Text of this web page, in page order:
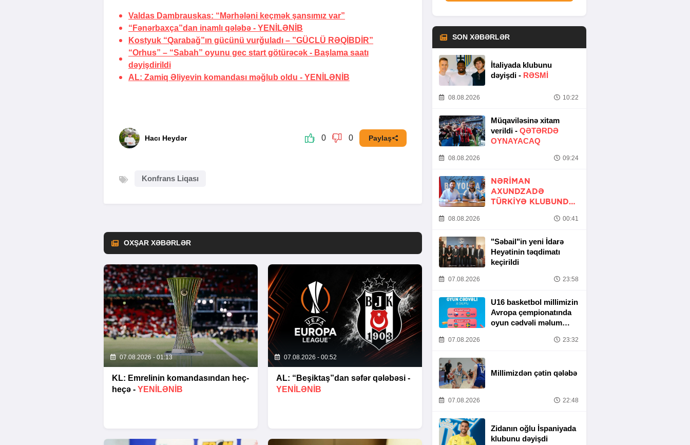
Valdas Dambrauskas: “Mərhələni keçmək şansımız var”
“Fənərbaxça”dan inamlı qələbə - YENİLƏNİB
Kostyuk “Qarabağ”ın gücünü vurğuladı – ”GÜCLÜ RƏQİBDİR”
“Orhus” – “Sabah” oyunu gec start götürəcək - Başlama saatı
dəyişdirildi
AL: Zamiq Əliyevin komandası məğlub oldu - YENİLƏNİB
Hacı Heydər 0 0 Paylaş
Konfrans Liqası
OXŞAR XƏBƏRLƏR
07.08.2026 - 01:13
KL: Emrelinin komandasından heç-
heçə - YENİLƏNİB
07.08.2026 - 00:52
AL: “Beşiktaş”dan səfər qələbəsi -
YENİLƏNİB
SON XƏBƏRLƏR
İtaliyada klubunu
dəyişdi - RƏSMİ
08.08.2026 10:22
Müqaviləsinə xitam
verildi - QƏTƏRDƏ
OYNAYACAQ
08.08.2026 09:24
NƏRIMAN
AXUNDZADƏ
TÜRKIYƏ KLUBUNDA
08.08.2026 00:41
"Səbail"in yeni İdarə
Heyətinin təqdimatı
keçirildi
07.08.2026 23:58
U16 basketbol millimizin
Avropa çempionatında
oyun cədvəli məlum
07.08.2026 23:32
Millimizdən çətin qələbə
07.08.2026 22:48
Zidanın oğlu İspaniyada
klubunu dəyişdi